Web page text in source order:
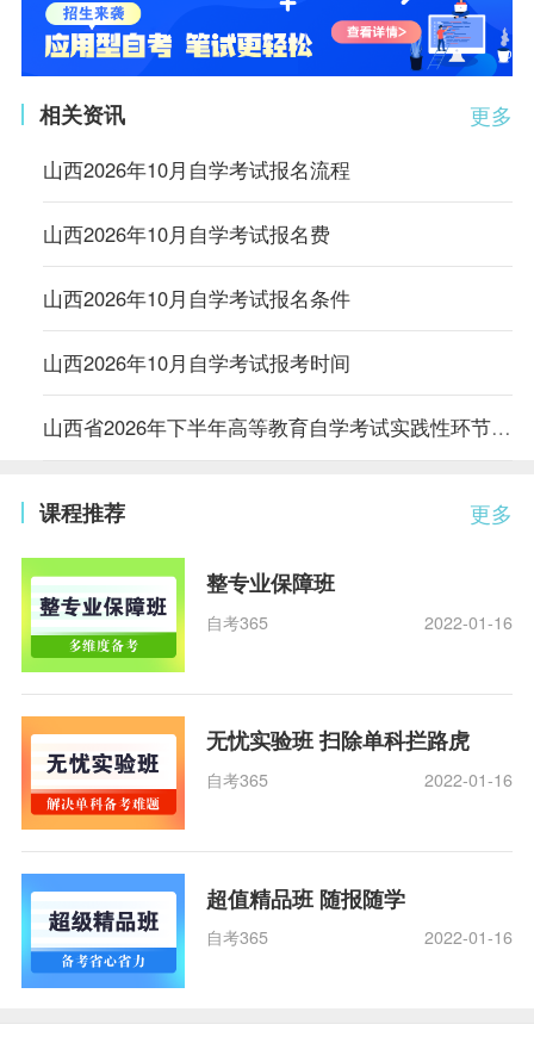
更多
相关资讯
山西2026年10月自学考试报名流程
山西2026年10月自学考试报名费
山西2026年10月自学考试报名条件
山西2026年10月自学考试报考时间
山西省2026年下半年高等教育自学考试实践性环节报名公告
更多
课程推荐
整专业保障班
自考365 2022-01-16
无忧实验班 扫除单科拦路虎
自考365 2022-01-16
超值精品班 随报随学
自考365 2022-01-16